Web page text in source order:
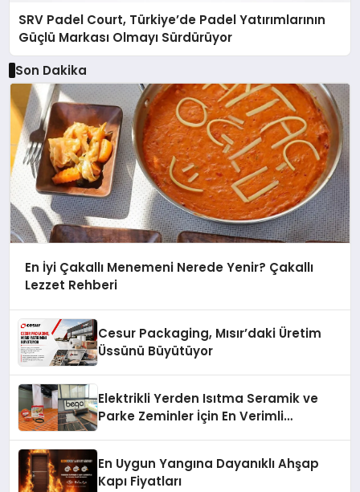
SRV Padel Court, Türkiye’de Padel Yatırımlarının
Güçlü Markası Olmayı Sürdürüyor
Son Dakika
En İyi Çakallı Menemeni Nerede Yenir? Çakallı
Lezzet Rehberi
Cesur Packaging, Mısır’daki Üretim
Üssünü Büyütüyor
Elektrikli Yerden Isıtma Seramik ve
Parke Zeminler İçin En Verimli
En Uygun Yangına Dayanıklı Ahşap
Kapı Fiyatları